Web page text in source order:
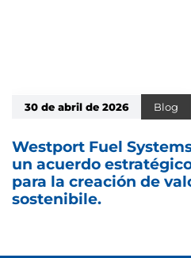
30 de abril de 2026 Blog
Westport Fuel
un acuerdo
para la creación de
sostenibile.